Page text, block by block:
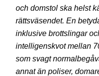
och domstol ska helst
rättsväsendet. En
inklusive brottslingar
intelligenskvot mellan
som svagt
annat än poliser,